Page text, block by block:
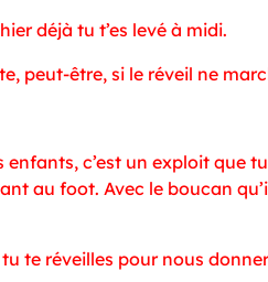
déjà tu t’es levé à midi.
peut-être, si le réveil ne
c’est un exploit que
au foot. Avec le boucan
te réveilles pour nous